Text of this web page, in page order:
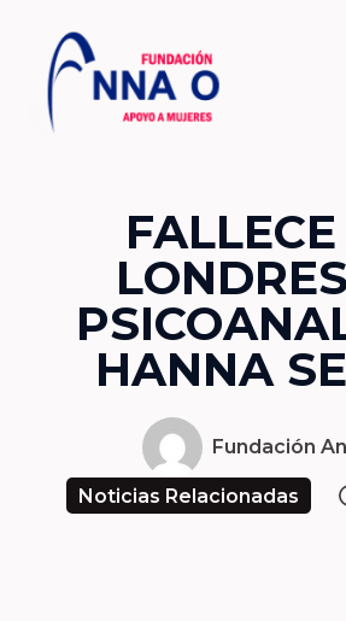
Saltar
contenido
HANNA
Fundación
Noticias Relacionadas